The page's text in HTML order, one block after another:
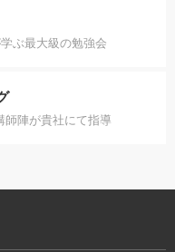
ぶ最大級の勉強会
師陣が貴社にて指導